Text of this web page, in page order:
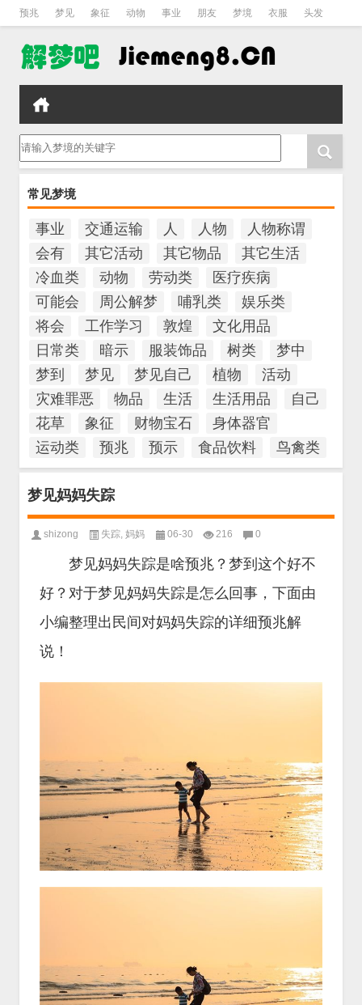
预兆 梦见 象征 动物 事业 朋友 梦境 衣服 头发
请输入梦境的关键字
常见梦境
事业 交通运输 人 人物
人物称谓
会有
其它活动 其它物品
其它生活
冷血类
动物 劳动类
医疗疾病
可能会
周公解梦 哺乳类
娱乐类
将会
工作学习 敦煌
文化用品
日常类
暗示 服装饰品 树类
梦中
梦到
梦见 梦见自己 植物
活动
灾难罪恶
物品 生活 生活用品
自己
花草
象征 财物宝石
身体器官
运动类
预兆 预示 食品饮料 鸟禽类
梦见妈妈失踪
shizong 失踪, 妈妈 06-30 216 0
梦见妈妈失踪是啥预兆？梦到这个好不
好？对于梦见妈妈失踪是怎么回事，下面由
小编整理出民间对妈妈失踪的详细预兆解
说！